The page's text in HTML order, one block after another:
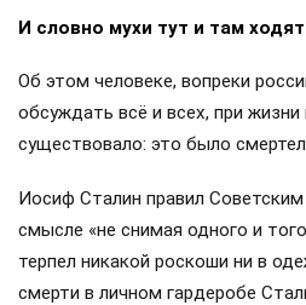
И словно мухи тут и там
Об этом человеке, вопреки
обсуждать всё и всех, при жизни
существовало: это было
Иосиф Сталин правил
смысле «не снимая одного и
терпел никакой роскоши ни в
смерти в личном гардеробе